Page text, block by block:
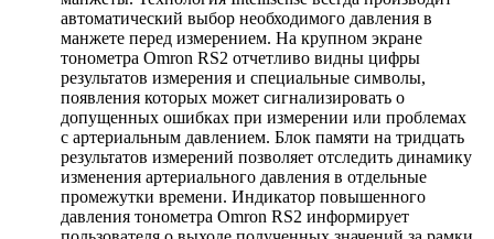
автоматический выбор необходимого давления в
манжете перед измерением. На крупном экране
тонометра Omron RS2 отчетливо видны цифры
результатов измерения и специальные символы,
появления которых может сигнализировать о
допущенных ошибках при измерении или проблемах
с артериальным давлением. Блок памяти на тридцать
результатов измерений позволяет отследить динамику
изменения артериального давления в отдельные
промежутки времени. Индикатор повышенного
давления тонометра Omron RS2 информирует